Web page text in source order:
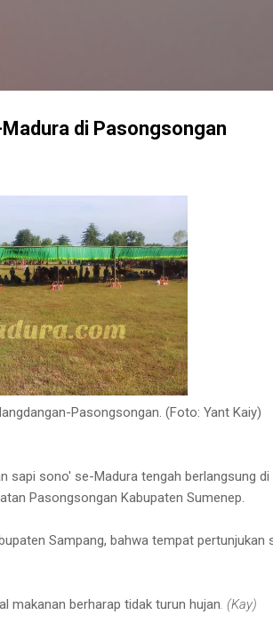
di Pasongsongan
Pasongsongan. (Foto: Yant Kaiy)
sapi sono' se-Madura tengah berlangsung di
Pasongsongan Kabupaten Sumenep.
Sampang, bahwa tempat pertunjukan
makanan berharap tidak turun hujan . (Kay)